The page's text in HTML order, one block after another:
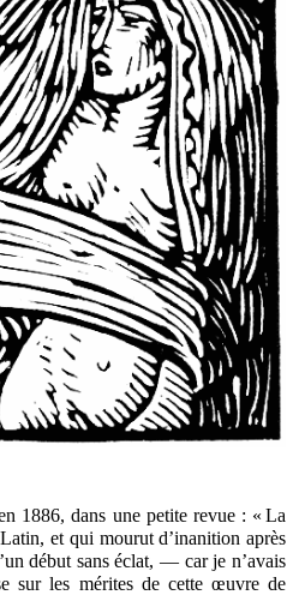
1886, dans une petite revue : « La
et qui mourut d’inanition après
début sans éclat, — car je n’avais
sur les mérites de cette œuvre de